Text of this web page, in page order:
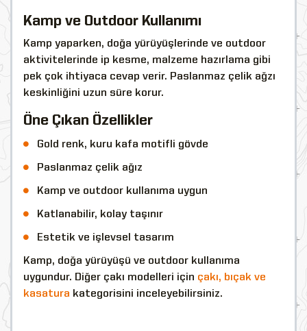
Kamp ve Outdoor Kullanımı
Kamp yaparken, doğa yürüyüşlerinde ve outdoor
aktivitelerinde ip kesme, malzeme hazırlama gibi
pek çok ihtiyaca cevap verir. Paslanmaz çelik ağzı
keskinliğini uzun süre korur.
Öne Çıkan Özellikler
Gold renk, kuru kafa motifli gövde
Paslanmaz çelik ağız
Kamp ve outdoor kullanıma uygun
Katlanabilir, kolay taşınır
Estetik ve işlevsel tasarım
Kamp, doğa yürüyüşü ve outdoor kullanıma
uygundur. Diğer çakı modelleri için çakı, bıçak ve
kasatura kategorisini inceleyebilirsiniz.